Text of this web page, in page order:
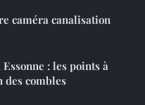
caméra canalisation
: les points à
combles